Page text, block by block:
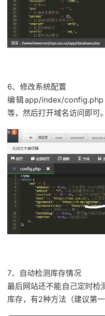
6、修改系统配置
编辑app/index/
等，然后打开域名访问即可。
7、自动检测库存情况
最后网站还不能自己定时检
库存，有2种方法（建议第一